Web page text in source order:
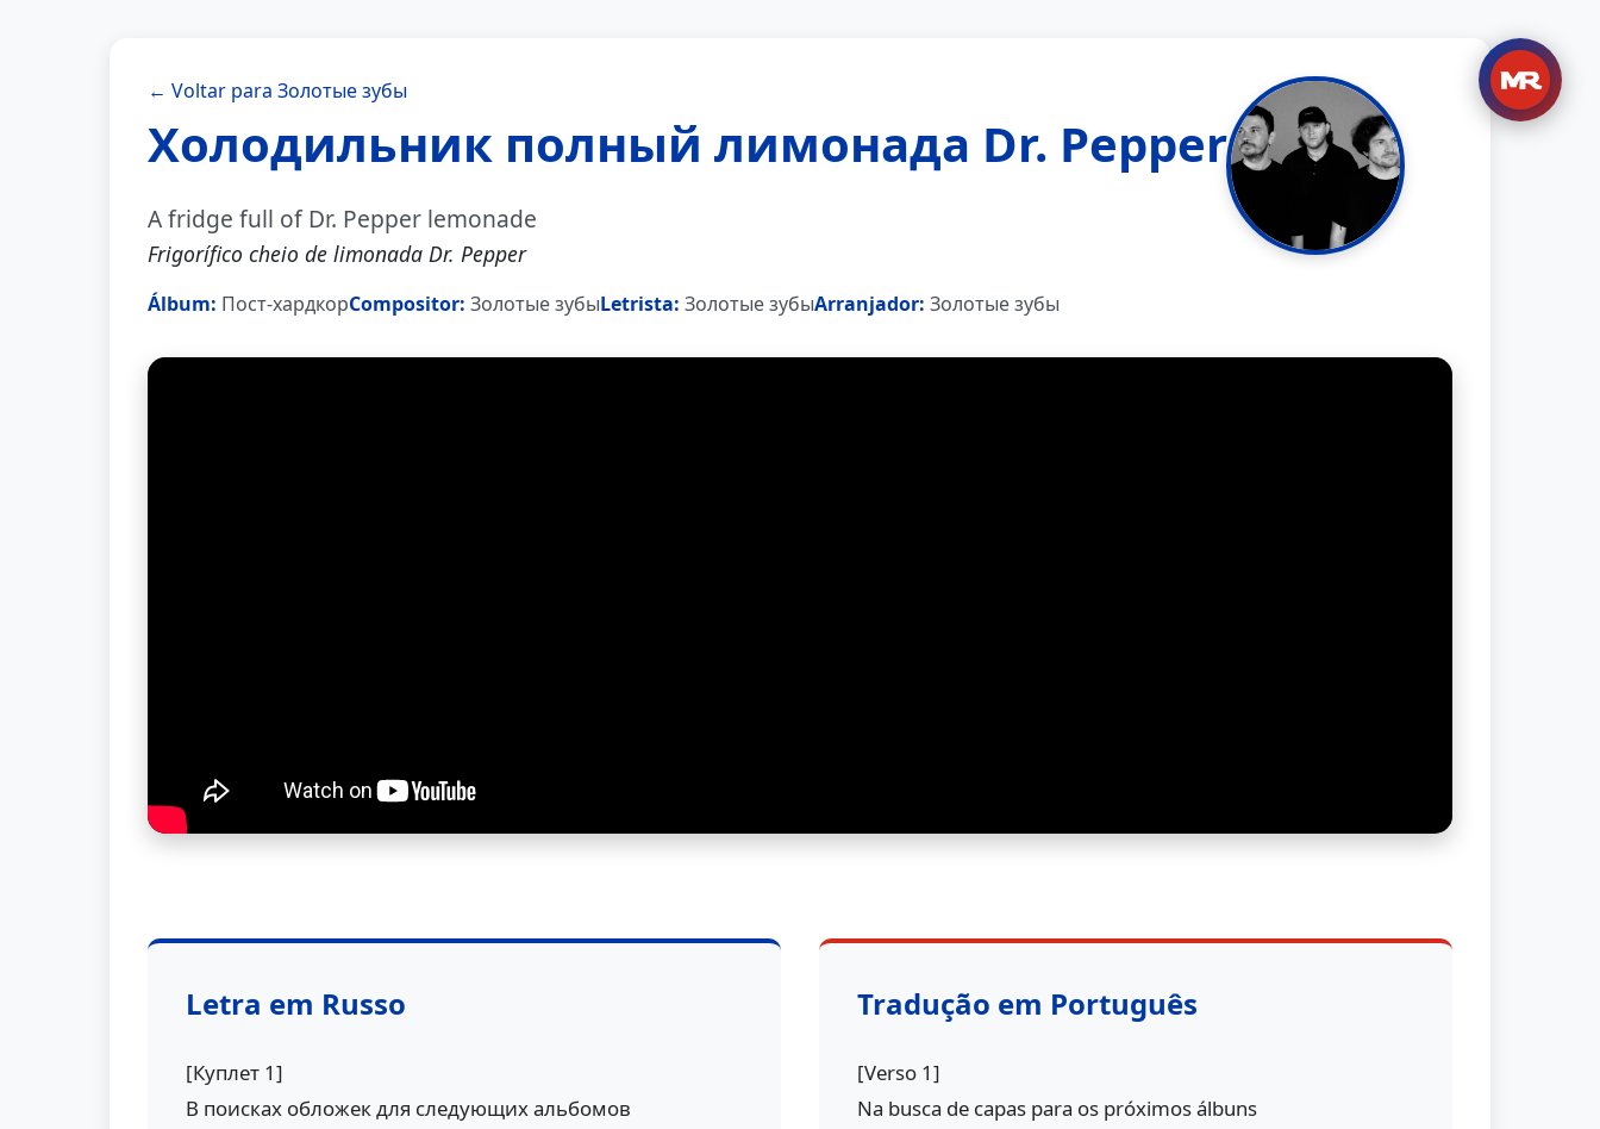
← Voltar para Золотые зубы
Холодильник полный лимонада Dr. Pepper
A fridge full of Dr. Pepper lemonade
Frigorífico cheio de limonada Dr. Pepper
Álbum: Пост-хардкорCompositor: Золотые зубыLetrista: Золотые зубыArranjador: Золотые зубы
Letra em Russo
[Куплет 1]
В поисках обложек для следующих альбомов
Tradução em Português
[Verso 1]
Na busca de capas para os próximos álbuns